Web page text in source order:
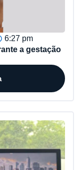
6:27 pm
a gestação